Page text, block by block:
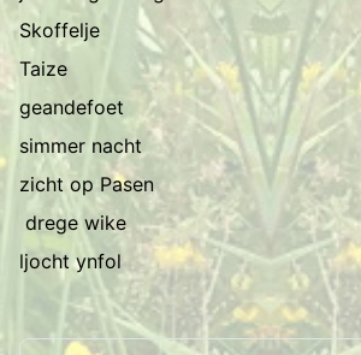
Skoffelje
Taize
geandefoet
simmer nacht
zicht op Pasen
drege wike
ljocht ynfol